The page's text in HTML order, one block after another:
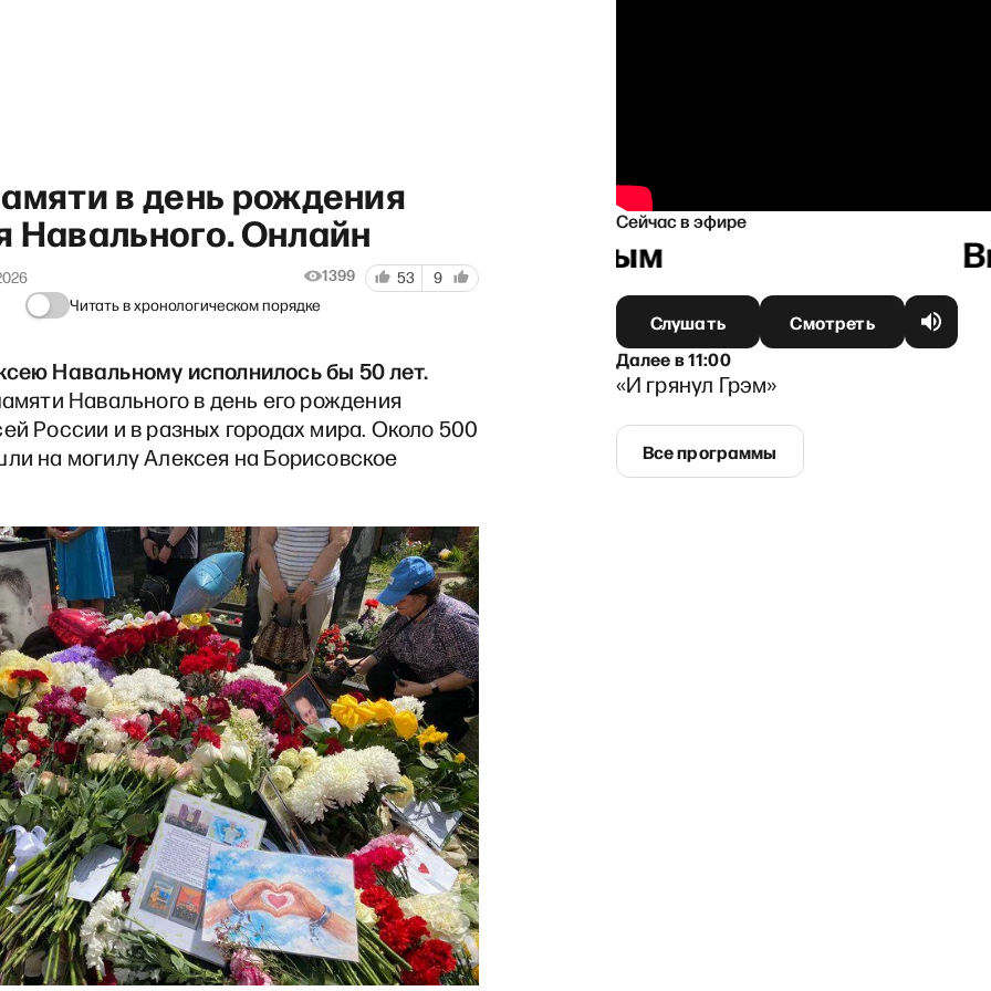
в день рождения
Навального. Онлайн
1399 53
9
Читать в хронологическом порядке
Навальному исполнилось бы 50 лет.
Навального в день его рождения
России и в разных городах мира. Около 500
на могилу Алексея на Борисовское
Сейчас в эфире
show c Филиппенко и Поляковым
Слушать
Смотреть
Далеев11:00
«И грянул Грэм»
Все программы